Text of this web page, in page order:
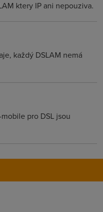
ktery IP ani nepouziva.
každý DSLAM nemá
pro DSL jsou